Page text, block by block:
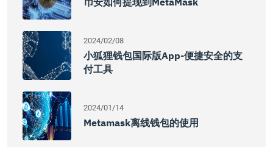
2024/02/08
小狐狸钱包国际版App-便捷安全的支
付工具
2024/01/14
Metamask离线钱包的使用